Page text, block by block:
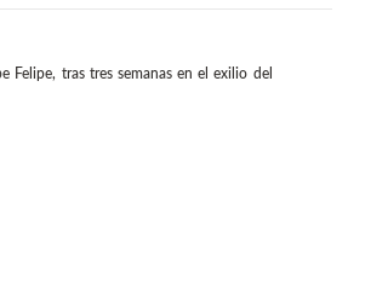
Felipe, tras tres semanas en el exilio del